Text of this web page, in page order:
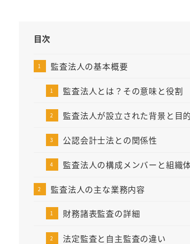
目次
監査法人の基本概要
監査法人とは？その意味と役割
監査法人が設立された背景と目的
公認会計士法との関係性
監査法人の構成メンバーと組織
監査法人の主な業務内容
財務諸表監査の詳細
法定監査と自主監査の違い